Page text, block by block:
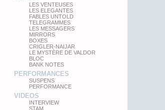
LES VENTEUSES
LES ELEGANTES
FABLES UNTOLD
TELEGRAMMES
LES MESSAGERS
MIRRORS
BOXES
CRIGLER-NAIJAR
LE MYSTÈRE DE VALDOR
BLOC
BANK NOTES
PERFORMANCES
SUSPENS
PERFORMANCE
VIDEOS
INTERVIEW
STAM